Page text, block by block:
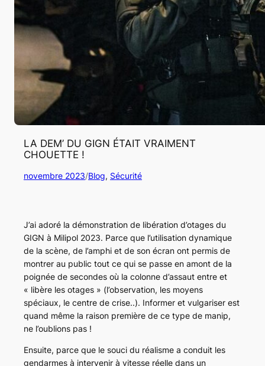
LA DEM’ DU GIGN ÉTAIT VRAIMENT
CHOUETTE !
novembre 2023/Blog, Sécurité
J’ai adoré la démonstration de libération d’otages du
GIGN à Milipol 2023. Parce que l’utilisation dynamique
de la scène, de l’amphi et de son écran ont permis de
montrer au public tout ce qui se passe en amont de la
poignée de secondes où la colonne d’assaut entre et
« libère les otages » (l’observation, les moyens
spéciaux, le centre de crise..). Informer et vulgariser est
quand même la raison première de ce type de manip,
ne l’oublions pas !
Ensuite, parce que le souci du réalisme a conduit les
gendarmes à intervenir à vitesse réelle dans un